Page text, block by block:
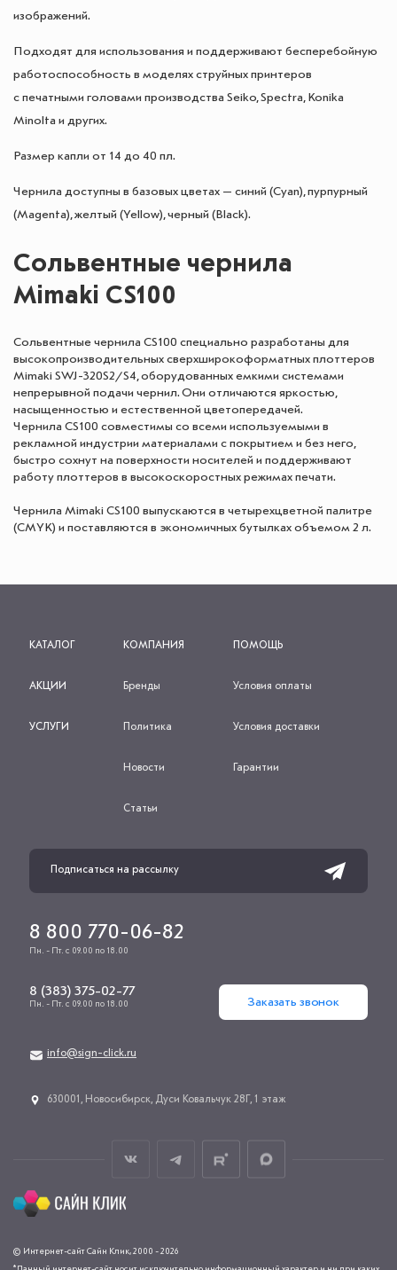
изображений.
Подходят для использования и поддерживают бесперебойную
работоспособность в моделях струйных принтеров
с печатными головами производства Seiko, Spectra, Konika
Minolta и других.
Размер капли от 14 до 40 пл.
Чернила доступны в базовых цветах — синий (Cyan), пурпурный
(Magenta), желтый (Yellow), черный (Black).
Сольвентные чернила
Mimaki CS100
Сольвентные чернила CS100 специально разработаны для
высокопроизводительных сверхширокоформатных плоттеров
Mimaki SWJ-320S2/S4, оборудованных емкими системами
непрерывной подачи чернил. Они отличаются яркостью,
насыщенностью и естественной цветопередачей.
Чернила CS100 совместимы со всеми используемыми в
рекламной индустрии материалами с покрытием и без него,
быстро сохнут на поверхности носителей и поддерживают
работу плоттеров в высокоскоростных режимах печати.
Чернила Mimaki CS100 выпускаются в четырехцветной палитре
(CMYK) и поставляются в экономичных бутылках объемом 2 л.
КАТАЛОГ
АКЦИИ
УСЛУГИ
КОМПАНИЯ
Бренды
Политика
Новости
Статьи
ПОМОЩЬ
Условия оплаты
Условия доставки
Гарантии
8 800 770-06-82
Пн. - Пт. с 09.00 по 18.00
8 (383) 375-02-77
Пн. - Пт. с 09.00 по 18.00 Заказать звонок
info@sign-click.ru
​630001, Новосибирск, Дуси Ковальчук 28Г, 1 этаж
© Интернет-сайт Сайн Клик, 2000 - 2026